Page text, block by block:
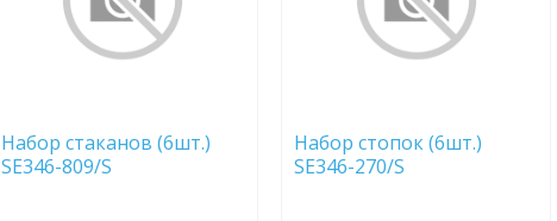
Набор стаканов (6шт.)
SE346-809/S
Набор стопок (6шт.)
SE346-270/S